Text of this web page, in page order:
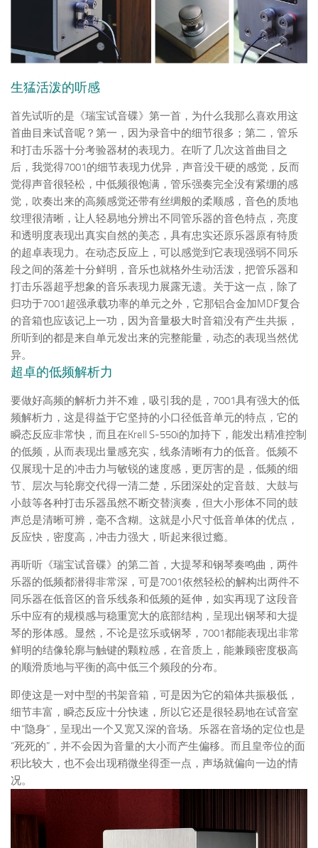
生猛活泼的听感
首先试听的是《瑞宝试音碟》第一首，为什么我那么喜欢用这
首曲目来试音呢？第一，因为录音中的细节很多；第二，管乐
和打击乐器十分考验器材的表现力。在听了几次这首曲目之
后，我觉得7001的细节表现力优异，声音没干硬的感觉，反而
觉得声音很轻松，中低频很饱满，管乐强奏完全没有紧绷的感
觉，吹奏出来的高频感觉还带有丝绸般的柔顺感，音色的质地
纹理很清晰，让人轻易地分辨出不同管乐器的音色特点，亮度
和透明度表现出真实自然的美态，具有忠实还原乐器原有特质
的超卓表现力。在动态反应上，可以感觉到它表现强弱不同乐
段之间的落差十分鲜明，音乐也就格外生动活泼，把管乐器和
打击乐器超乎想象的音乐表现力展露无遗。关于这一点，除了
归功于7001超强承载功率的单元之外，它那铝合金加MDF复合
的音箱也应该记上一功，因为音量极大时音箱没有产生共振，
所听到的都是来自单元发出来的完整能量，动态的表现当然优
异。
超卓的低频解析力
要做好高频的解析力并不难，吸引我的是，7001具有强大的低
频解析力，这是得益于它坚持的小口径低音单元的特点，它的
瞬态反应非常快，而且在Krell S-550i的加持下，能发出精准控制
的低频，从而表现出量感充实，线条清晰有力的低音。低频不
仅展现十足的冲击力与敏锐的速度感，更厉害的是，低频的细
节、层次与轮廓交代得一清二楚，乐团深处的定音鼓、大鼓与
小鼓等各种打击乐器虽然不断交替演奏，但大小形体不同的鼓
声总是清晰可辨，毫不含糊。这就是小尺寸低音单体的优点，
反应快，密度高，冲击力强大，听起来很过瘾。
再听听《瑞宝试音碟》的第二首，大提琴和钢琴奏鸣曲，两件
乐器的低频都潜得非常深，可是7001依然轻松的解构出两件不
同乐器在低音区的音乐线条和低频的延伸，如实再现了这段音
乐中应有的规模感与稳重宽大的底部结构，呈现出钢琴和大提
琴的形体感。显然，不论是弦乐或钢琴，7001都能表现出非常
鲜明的结像轮廓与触键的颗粒感，在音质上，能兼顾密度极高
的顺滑质地与平衡的高中低三个频段的分布。
即使这是一对中型的书架音箱，可是因为它的箱体共振极低，
细节丰富，瞬态反应十分快速，所以它还是很轻易地在试音室
中“隐身”，呈现出一个又宽又深的音场。乐器在音场的定位也是
“死死的”，并不会因为音量的大小而产生偏移。而且皇帝位的面
积比较大，也不会出现稍微坐得歪一点，声场就偏向一边的情
况。